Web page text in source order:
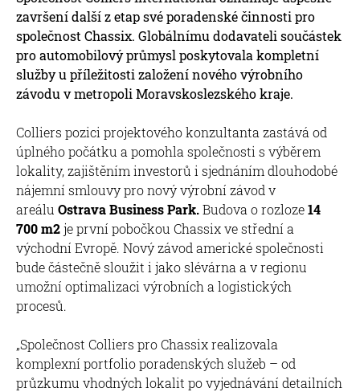
završení další z etap své poradenské činnosti pro
společnost Chassix. Globálnímu dodavateli součástek
pro automobilový průmysl poskytovala kompletní
služby u příležitosti založení nového výrobního
závodu v metropoli Moravskoslezského kraje.
Colliers pozici projektového konzultanta zastává od
úplného počátku a pomohla společnosti s výběrem
lokality, zajištěním investorů i sjednáním dlouhodobé
nájemní smlouvy pro nový výrobní závod v
areálu Ostrava Business Park.Budova o rozloze14
700 m2je první pobočkou Chassix ve střední a
východní Evropě. Nový závod americké společnosti
bude částečně sloužit i jako slévárna a v regionu
umožní optimalizaci výrobních a logistických
procesů.
„Společnost Colliers pro Chassix realizovala
komplexní portfolio poradenských služeb – od
průzkumu vhodných lokalit po vyjednávání detailních